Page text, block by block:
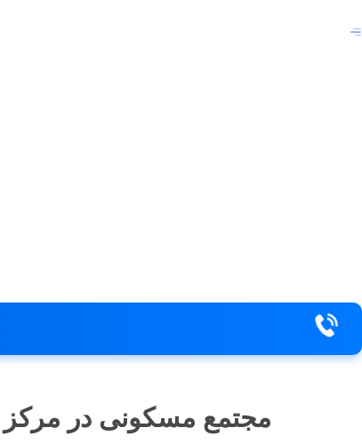
مجتمع مسکونی در مرکز